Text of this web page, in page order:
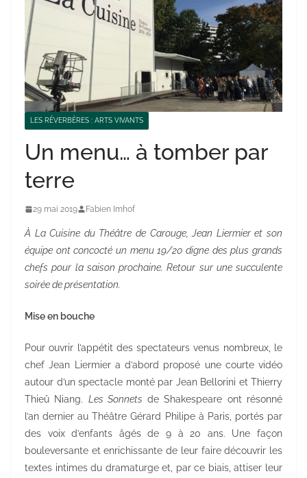
LES RÉVERBÈRES : ARTS VIVANTS
Un menu… à tomber par
terre
29 mai 2019 Fabien Imhof
À La Cuisine du Théâtre de Carouge, Jean Liermier et son
équipe ont concocté un menu 19/20 digne des plus grands
chefs pour la saison prochaine. Retour sur une succulente
soirée de présentation.
Mise en bouche
Pour ouvrir l’appétit des spectateurs venus nombreux, le
chef Jean Liermier a d’abord proposé une courte vidéo
autour d’un spectacle monté par Jean Bellorini et Thierry
Thieû Niang. Les Sonnets de Shakespeare ont résonné
l’an dernier au Théâtre Gérard Philipe à Paris, portés par
des voix d’enfants âgés de 9 à 20 ans. Une façon
bouleversante et enrichissante de leur faire découvrir les
textes intimes du dramaturge et, par ce biais, attiser leur